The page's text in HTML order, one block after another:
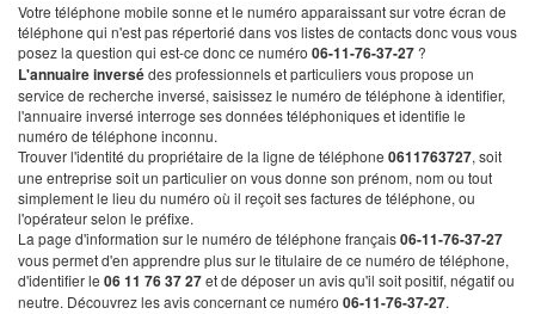
Votre téléphone mobile sonne et le numéro apparaissant sur votre écran de
téléphone qui n'est pas répertorié dans vos listes de contacts donc vous vous
posez la question qui est-ce donc ce numéro 06-11-76-37-27 ?
L'annuaire inversédes professionnels et particuliers vous propose un
service de recherche inversé, saisissez le numéro de téléphone à identifier,
l'annuaire inversé interroge ses données téléphoniques et identifie le
numéro de téléphone inconnu.
Trouver l'identité du propriétaire de la ligne de téléphone 0611763727, soit
une entreprise soit un particulier on vous donne son prénom, nom ou tout
simplement le lieu du numéro où il reçoit ses factures de téléphone, ou
l'opérateur selon le préfixe.
La page d'information sur le numéro de téléphone français06-11-76-37-27
vous permet d'en apprendre plus sur le titulaire de ce numéro de téléphone,
d'identifier le 06 11 76 37 27et de déposer un avis qu'il soit positif, négatif ou
neutre. Découvrez les avis concernant ce numéro 06-11-76-37-27.